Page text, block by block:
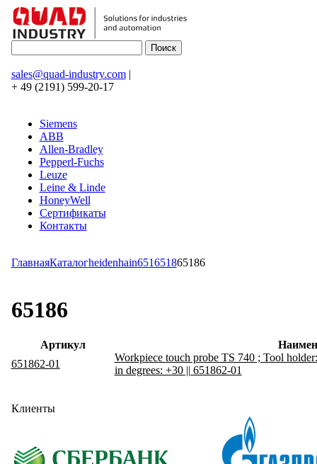
sales@quad-industry.com|
+ 49 (2191) 599-20-17
Siemens
ABB
Allen-Bradley
Pepperl-Fuchs
Leuze
Leine & Linde
HoneyWell
Сертификаты
Контакты
ГлавнаяКаталогheidenhain651651865186
65186
Артикул
651862-01
Workpiece touch probe TS 740 ; Tool
in degrees: +30 || 651862-01
Клиенты